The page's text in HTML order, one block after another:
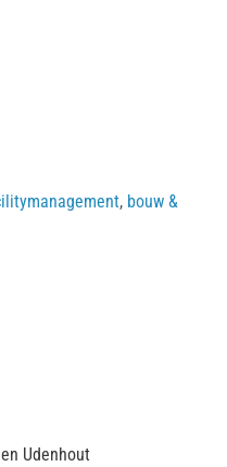
, bouw &
Udenhout